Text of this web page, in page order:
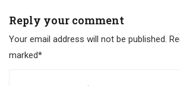
Reply your comment
Your email address will not be published.
marked*